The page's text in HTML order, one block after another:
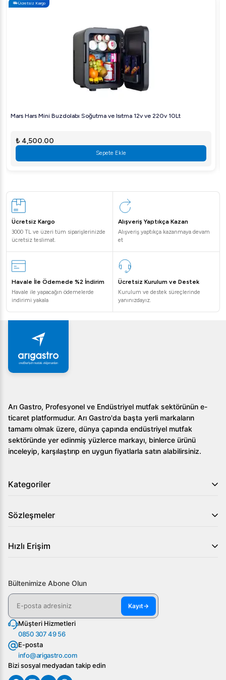
Ücretsiz Kargo
Mars Hars Mini Buzdolabı Soğutma ve Isıtma 12v ve 220v 10Lt
₺ 4,500.00
Sepete Ekle
Ücretsiz Kargo
3000 TL ve üzeri tüm siparişlerinizde
ücretsiz teslimat.
Alışveriş Yaptıkça Kazan
Alışveriş yaptıkça kazanmaya devam
et
Havale İle Ödemede %2 İndirim
Havale ile yapacağın ödemelerde
indirimi yakala
Ücretsiz Kurulum ve Destek
Kurulum ve destek süreçlerinde
yanınızdayız.
Arı Gastro, Profesyonel ve Endüstriyel mutfak sektörünün e-
ticaret platformudur. Arı Gastro'da başta yerli markaların
tamamı olmak üzere, dünya çapında endüstriyel mutfak
sektöründe yer edinmiş yüzlerce markayı, binlerce ürünü
inceleyip, karşılaştırıp en uygun fiyatlarla satın alabilirsiniz.
Kategoriler
Sözleşmeler
Hızlı Erişim
Bültenimize Abone Olun
Kayıt→
Müşteri Hizmetleri
0850 307 49 56
E-posta
info@arigastro.com
Bizi sosyal medyadan takip edin